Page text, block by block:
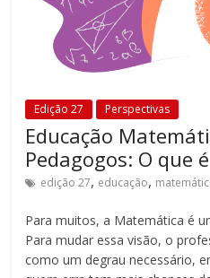
transformador
escola
para
expandir
perspectivas
acompanhar
as
realizações
Edição 27 Perspectivas
Educação
Pedagogos: O que
edição 27, educação,
Para muitos, a Matemática é
Para mudar essa visão, o
como um degrau necessário,